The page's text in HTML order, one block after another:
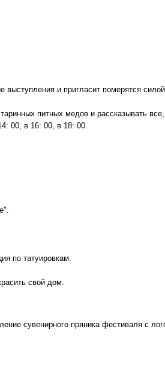
и пригласит померятся
питных медов и рассказывать
00, в 16: 00, в 18: 00.
по татуировкам.
свой дом.
сувенирного пряника фестиваля с